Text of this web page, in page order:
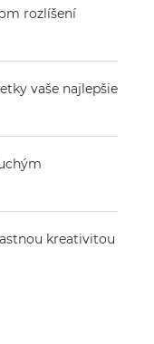
rozlíšení
vaše najlepšie
kreativitou